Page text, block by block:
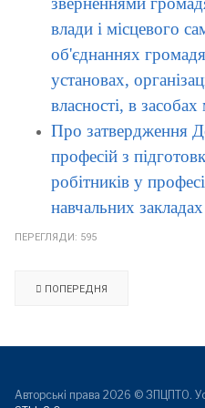
влади і місцевого
об'єднаннях
установах,
власності, в
Про затвердження
професій з
робітників у
навчальних закладах
ПЕРЕГЛЯДИ: 595
ПОПЕРЕДНЯ
Авторські права 2026 © ЗПЦПТО.